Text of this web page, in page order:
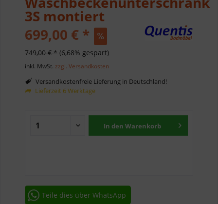
3S montiert
699,00 € *
749,00 € * (6,68% gespart)
inkl. MwSt. zzgl. Versandkosten
Versandkostenfreie Lieferung in Deutschland!
Lieferzeit 6 Werktage
In den Warenkorb
Teile dies über WhatsApp